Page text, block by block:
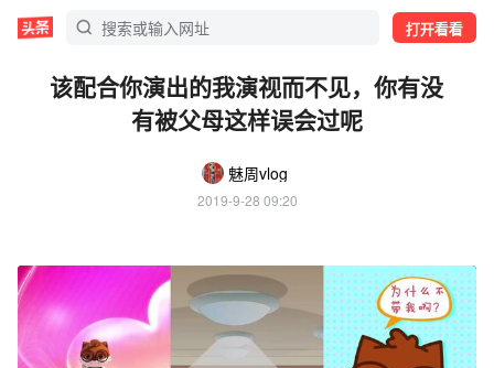
打开看看
该配合你演出的我演视而不见，你有没
有被父母这样误会过呢
魅周vlog
2019-9-28 09:20